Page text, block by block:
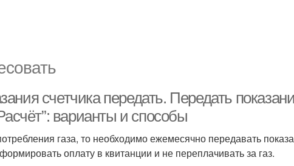
счетчика передать. Передать
варианты и способы
газа, то необходимо ежемесячно передавать
оплату в квитанции и не переплачивать за газ.